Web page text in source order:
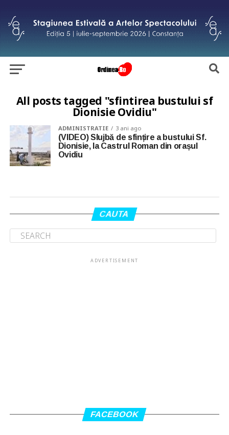
All posts tagged "sfintirea bustului sf
Dionisie Ovidiu"
ADMINISTRATIE 3 ani ago
(VIDEO) Slujbă de sfințire a bustului Sf.
Dionisie, la Castrul Roman din orașul
Ovidiu
CAUTA
ADVERTISEMENT
FACEBOOK